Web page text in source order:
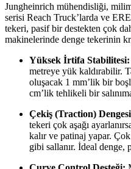
Jungheinrich mühendisliği,
serisi Reach Truck’larda ve
tekeri, pasif bir destekten çok
makinelerinde denge tekerinin
Yüksek İrtifa Stabilitesi:
metreye yük kaldırabilir.
oluşacak 1 mm’lik bir
cm’lik tehlikeli bir
Çekiş (Traction)
tekeri çok aşağı
kalır ve patinaj yapar.
gibi sallanır. İdeal denge,